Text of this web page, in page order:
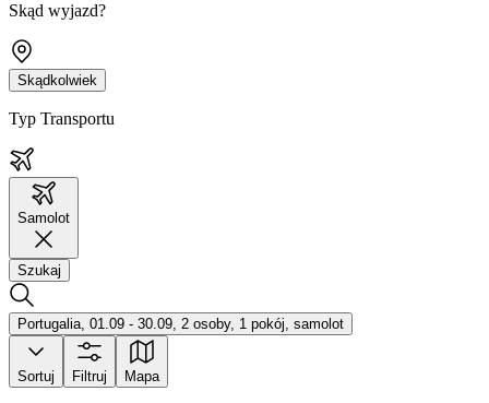
Skąd wyjazd?
Skądkolwiek
Typ Transportu
Samolot
Szukaj
Portugalia, 01.09 - 30.09, 2 osoby, 1 pokój, samolot
Sortuj Filtruj Mapa